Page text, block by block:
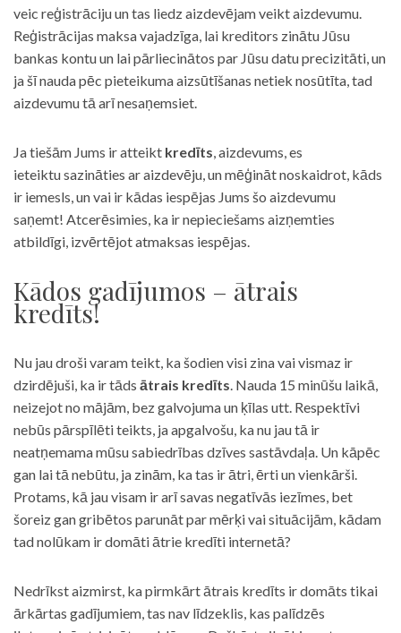
veic reģistrāciju un tas liedz aizdevējam veikt aizdevumu.
Reģistrācijas maksa vajadzīga, lai kreditors zinātu Jūsu
bankas kontu un lai pārliecinātos par Jūsu datu precizitāti, un
ja šī nauda pēc pieteikuma aizsūtīšanas netiek nosūtīta, tad
aizdevumu tā arī nesaņemsiet.
Ja tiešām Jums ir atteikt kredīts, aizdevums, es
ieteiktu sazināties ar aizdevēju, un mēģināt noskaidrot, kāds
ir iemesls, un vai ir kādas iespējas Jums šo aizdevumu
saņemt! Atcerēsimies, ka ir nepieciešams aizņemties
atbildīgi, izvērtējot atmaksas iespējas.
Kādos gadījumos – ātrais
kredīts!
Nu jau droši varam teikt, ka šodien visi zina vai vismaz ir
dzirdējuši, ka ir tāds ātrais kredīts. Nauda 15 minūšu laikā,
neizejot no mājām, bez galvojuma un ķīlas utt. Respektīvi
nebūs pārspīlēti teikts, ja apgalvošu, ka nu jau tā ir
neatņemama mūsu sabiedrības dzīves sastāvdaļa. Un kāpēc
gan lai tā nebūtu, ja zinām, ka tas ir ātri, ērti un vienkārši.
Protams, kā jau visam ir arī savas negatīvās iezīmes, bet
šoreiz gan gribētos parunāt par mērķi vai situācijām, kādam
tad nolūkam ir domāti ātrie kredīti internetā?
Nedrīkst aizmirst, ka pirmkārt ātrais kredīts ir domāts tikai
ārkārtas gadījumiem, tas nav līdzeklis, kas palīdzēs